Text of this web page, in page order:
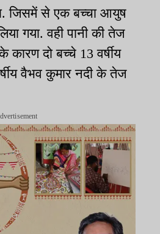
जिसमें से एक बच्चा आयुष
गया. वही पानी की तेज
कारण दो बच्चे 13 वर्षीय
वैभव कुमार नदी के तेज